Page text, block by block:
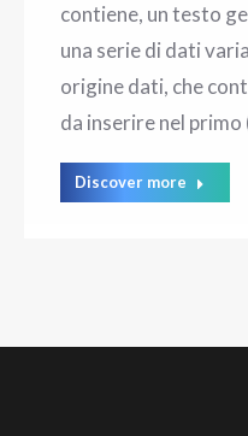
contiene, un testo
una serie di dati
origine dati, che
da inserire nel
Discover more